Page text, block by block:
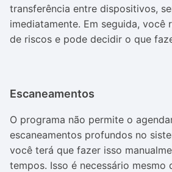
transferência entre dispositivos,
imediatamente. Em seguida, você
de riscos e pode decidir o que
Escaneamentos
O programa não permite o
escaneamentos profundos no
você terá que fazer isso
tempos. Isso é necessário mesmo